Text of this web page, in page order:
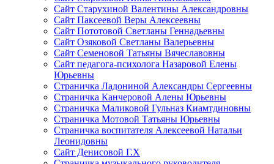
Сайт Старухиной Валентины Александровны
Сайт Паксеевой Веры Алексеевны
Сайт Пототовой Светланы Геннадьевны
Сайт Озяковой Светланы Валерьевны
Сайт Семеновой Татьяны Вячеславовны
Сайт педагога-психолога Назаровой Елены
Юрьевны
Страничка Ладониной Александры Сергеевны
Страничка Канчеровой Алены Юрьевны
Страничка Маликовой Гульназ Киамтдиновны
Страничка Мотовой Татьяны Юрьевны
Cтраничка воспитателя Алексеевой Натальи
Леонидовны
Сайт Денисовой Г.Х